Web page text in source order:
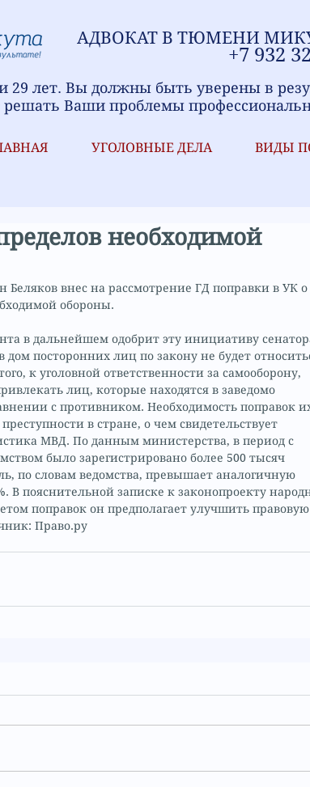
АДВОКАТ В ТЮМЕНИ МИ
+7 932
29 лет. Вы должны быть уверены в
Ваши проблемы
УГОЛОВНЫЕ ДЕЛА ВИДЫ
необходимой
внес на рассмотрение ГД поправки в УК о
обороны.
в дальнейшем одобрит эту инициативу
посторонних лиц по закону не будет
к уголовной ответственности за самооборону,
лиц, которые находятся в заведомо
с противником. Необходимость поправок
в стране, о чем свидетельствует
МВД. По данным министерства, в период с
было зарегистрировано более 500 тысяч
по словам ведомства, превышает аналогичную
В пояснительной записке к законопроекту
поправок он предполагает улучшить правовую
Право.ру